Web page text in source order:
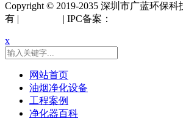
Copyright © 2019-2035 深圳市广蓝环保
有 |
| IPC备案：
x
网站首页
油烟净化设备
工程案例
净化器百科